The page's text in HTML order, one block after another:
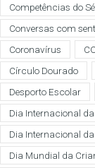
Competências do
Conversas com
Coronavírus
Círculo Dourado
Desporto Escolar
Dia Internacional
Dia Internacional
Dia Mundial da